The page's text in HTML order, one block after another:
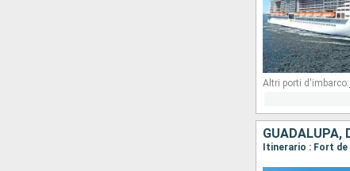
Altri porti d'imbarco: